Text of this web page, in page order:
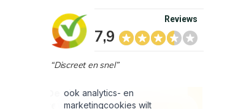
7,9
Reviews
“Discreet en snel”